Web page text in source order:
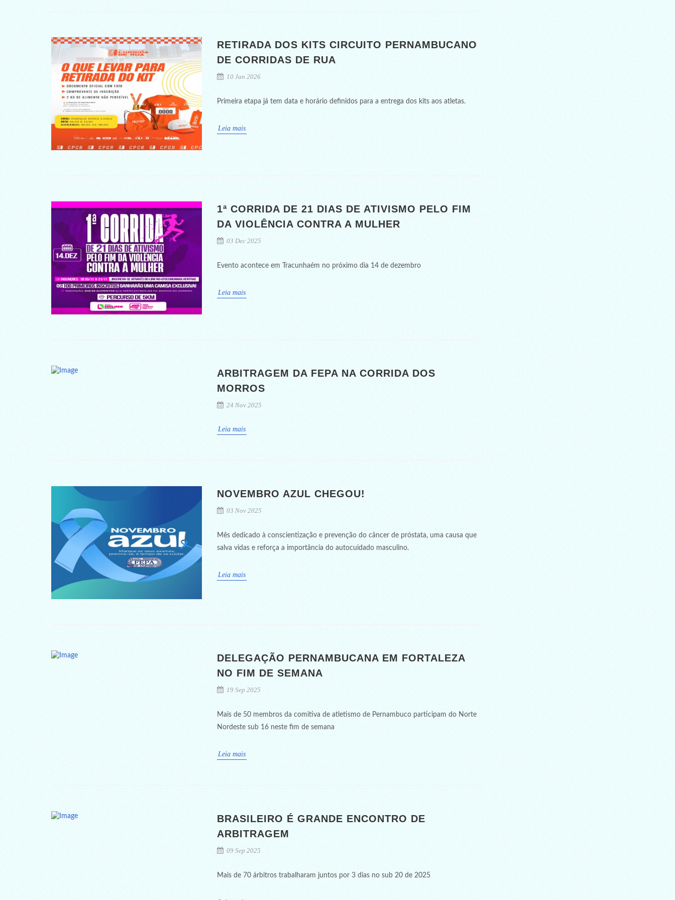
RETIRADA DOS KITS CIRCUITO PERNAMBUCANO
DE CORRIDAS DE RUA
10 Jan 2026
Primeira etapa já tem data e horário definidos para a entrega dos kits aos atletas.
Leia mais
1ª CORRIDA DE 21 DIAS DE ATIVISMO PELO FIM
DA VIOLÊNCIA CONTRA A MULHER
03 Dec 2025
Evento acontece em Tracunhaém no próximo dia 14 de dezembro
Leia mais
ARBITRAGEM DA FEPA NA CORRIDA DOS
MORROS
24 Nov 2025
Leia mais
NOVEMBRO AZUL CHEGOU!
03 Nov 2025
Mês dedicado à conscientização e prevenção do câncer de próstata, uma causa que
salva vidas e reforça a importância do autocuidado masculino.
Leia mais
DELEGAÇÃO PERNAMBUCANA EM FORTALEZA
NO FIM DE SEMANA
19 Sep 2025
Mais de 50 membros da comitiva de atletismo de Pernambuco participam do Norte
Nordeste sub 16 neste fim de semana
Leia mais
BRASILEIRO É GRANDE ENCONTRO DE
ARBITRAGEM
09 Sep 2025
Mais de 70 árbitros trabalharam juntos por 3 dias no sub 20 de 2025